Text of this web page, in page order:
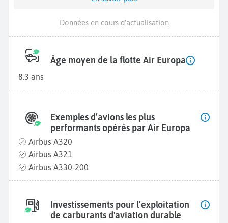
Données en cours d’actualisation
Âge moyen de la flotte Air Europa
8.3 ans
Exemples d’avions les plus
performants opérés par Air Europa
Airbus A320
Airbus A321
Airbus A330-200
Investissements pour l’exploitation
de carburants d'aviation durable